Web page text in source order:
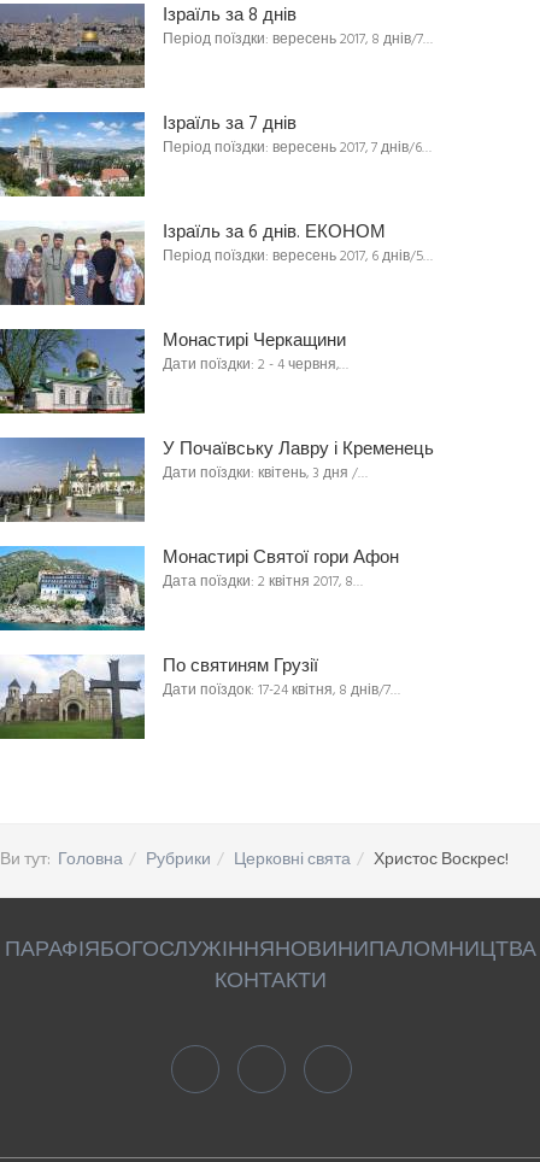
Ізраїль за 8 днів
Період поїздки: вересень 2017, 8 днів/7…
Ізраїль за 7 днів
Період поїздки: вересень 2017, 7 днів/6…
Ізраїль за 6 днів. ЕКОНОМ
Період поїздки: вересень 2017, 6 днів/5…
Монастирі Черкащини
Дати поїздки: 2 - 4 червня,…
У Почаївську Лавру і Кременець
Дати поїздки: квітень, 3 дня /…
Монастирі Святої гори Афон
Дата поїздки: 2 квітня 2017, 8…
По святиням Грузії
Дати поїздок: 17-24 квітня, 8 днів/7…
Ви тут: Головна Рубрики Церковні свята Христос Воскрес!
ПАРАФІЯБОГОСЛУЖІННЯНОВИНИПАЛОМНИЦТВА
КОНТАКТИ